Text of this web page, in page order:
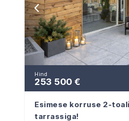
Hind
253 500 €
Esimese korruse 2-
tarrassiga!